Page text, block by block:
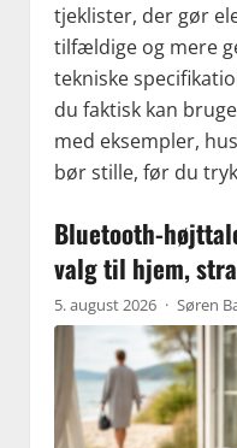
tjeklister, der gør
tilfældige og mere
tekniske
du faktisk kan
med eksempler,
bør stille, før du
Bluetooth-
valg til hjem,
5. august 2026 · Søren